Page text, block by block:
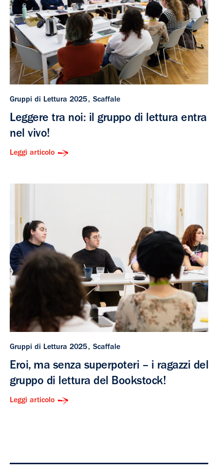
Gruppi di Lettura 2025 Scaffale
Leggere tra noi: il gruppo di lettura entra
nel vivo!
Leggi articolo
Gruppi di Lettura 2025 Scaffale
Eroi, ma senza superpoteri – i ragazzi del
gruppo di lettura del Bookstock!
Leggi articolo